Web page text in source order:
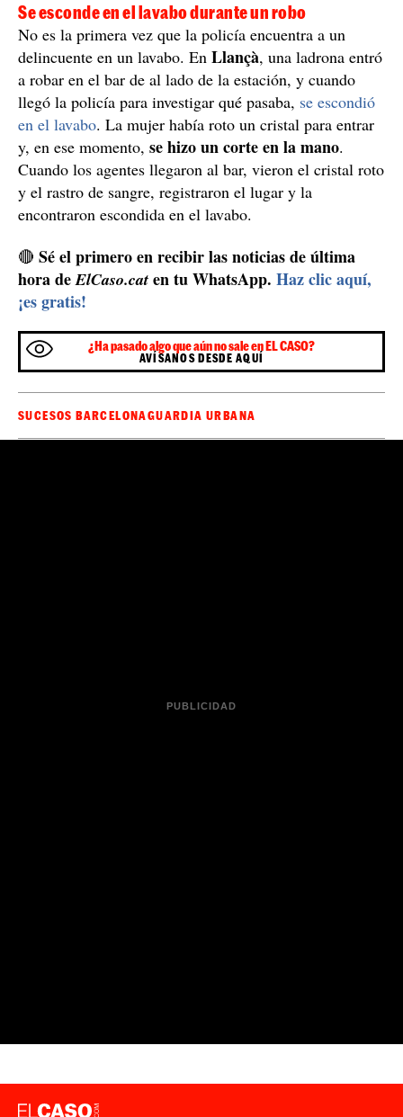
Se esconde en el lavabo durante un robo
No es la primera vez que la policía encuentra a un
delincuente en un lavabo. En Llançà, una ladrona entró
a robar en el bar de al lado de la estación, y cuando
llegó la policía para investigar qué pasaba, se escondió
en el lavabo. La mujer había roto un cristal para entrar
y, en ese momento, se hizo un corte en la mano.
Cuando los agentes llegaron al bar, vieron el cristal roto
y el rastro de sangre, registraron el lugar y la
encontraron escondida en el lavabo.
🔴 Sé el primero en recibir las noticias de última
hora deElCaso.cat en tu WhatsApp. Haz clic aquí,
¡es gratis!
¿Ha pasado algo que aún no sale en EL CASO?
AVÍSANOS DESDE AQUÍ
SUCESOS BARCELONAGUARDIA URBANA